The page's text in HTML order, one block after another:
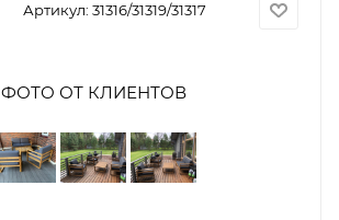
Артикул: 31316/31319/31317
ФОТО ОТ КЛИЕНТОВ